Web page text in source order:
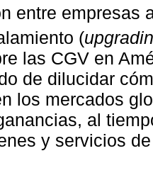
entre empresas
(
las CGV en
de dilucidar
los mercados
al
y servicios